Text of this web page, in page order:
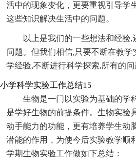
活中的现象变化，更要重视引导学
这些知识解决生活中的问题。
以上是我们的一些想法和经验
问题。但我们相信,只要不断在教学
学经验,不断进行科学探索,所有的问
小学科学实验工作总结15
生物是一门以实验为基础的学
是学好生物的前提条件。生物实验
动手能力的功能，更有培养学生动
潜能的作用，为使今后实验教学顺
学期生物实验工作做如下总结：